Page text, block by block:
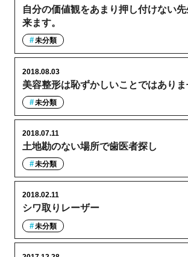
自分の価値観をあまり押し付けない
来ます。
未分類
美容整形は恥ずかしいことではあり
2018.08.03
未分類
土地勘のない場所で歯医者探し
2018.07.11
未分類
シワ取りレーザー
2018.02.11
未分類